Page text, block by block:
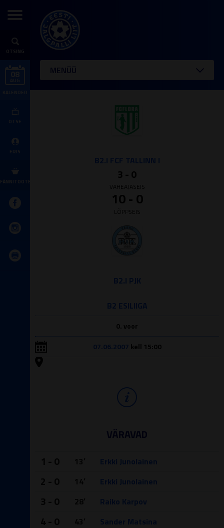
OTSING
OTSE
ERIS
FÄNNITOOTED
MENÜÜ
B2.I FCF TALLINN I
3 - 0
VAHEAJASEIS
10 - 0
LÕPPSEIS
B2.I PJK
B2 ESILIIGA
0. voor
07.06.2007 kell 15:00
VÄRAVAD
Erkki Junolainen
Erkki Junolainen
Raiko Karpov
Sander Matsina